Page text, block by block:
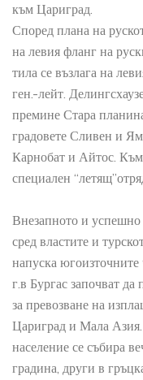
към Цариград.
Според плана на
на левия фланг на
тила се възлага на
ген.-лейт.
премине Стара
градовете Сливен и
Карнобат и Айтос. Към
специален
Внезапното и успешно
сред властите и
напуска
г.в Бургас започват
за превозване на
Цариград и Мала Азия.
население се събира
градина, други в